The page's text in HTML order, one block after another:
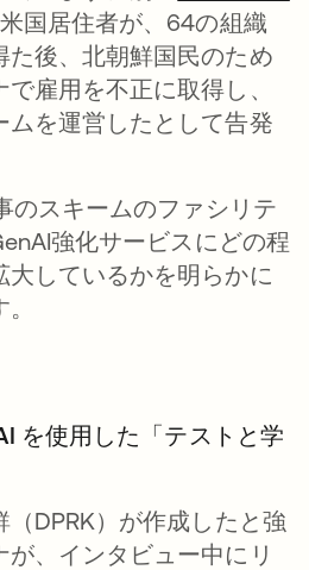
国居住者が、64の組織
た後、北朝鮮国民のため
雇用を不正に取得し、
ムを運営したとして告発
のスキームのファシリテ
強化サービスにどの程
大しているかを明らかに
を使用した「テストと学
DPRK）が作成したと強
が、インタビュー中にリ